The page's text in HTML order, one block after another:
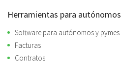
Herramientas para autónomos
Software para autónomos y pymes
Facturas
Contratos